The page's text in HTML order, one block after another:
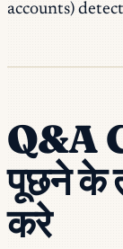
accounts)
Q&A
पूछने के
करे